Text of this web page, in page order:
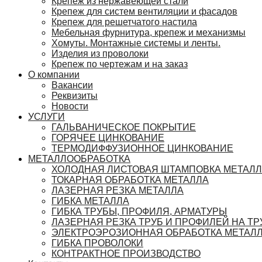
Крепеж для систем вентиляции и фасадов
Крепеж для решетчатого настила
Мебельная фурнитура, крепеж и механизмы
Хомуты. Монтажные системы и ленты.
Изделия из проволоки
Крепеж по чертежам и на заказ
О компании
Вакансии
Реквизиты
Новости
УСЛУГИ
ГАЛЬВАНИЧЕСКОЕ ПОКРЫТИЕ
ГОРЯЧЕЕ ЦИНКОВАНИЕ
ТЕРМОДИФФУЗИОННОЕ ЦИНКОВАНИЕ
МЕТАЛЛООБРАБОТКА
ХОЛОДНАЯ ЛИСТОВАЯ ШТАМПОВКА
ТОКАРНАЯ ОБРАБОТКА МЕТАЛЛА
ЛАЗЕРНАЯ РЕЗКА МЕТАЛЛА
ГИБКА МЕТАЛЛА
ГИБКА ТРУБЫ, ПРОФИЛЯ, АРМАТУРЫ
ЛАЗЕРНАЯ РЕЗКА ТРУБ И ПРОФИЛЕЙ НА
ЭЛЕКТРОЭРОЗИОННАЯ ОБРАБОТКА
ГИБКА ПРОВОЛОКИ
КОНТРАКТНОЕ ПРОИЗВОДСТВО